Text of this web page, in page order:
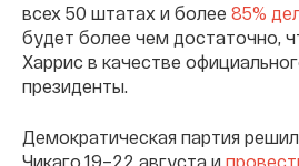
всех 50 штатах и более 85%
будет более чем достаточно,
Харрис в качестве
президенты.
Демократическая партия
Чикаго 19–22 августа и